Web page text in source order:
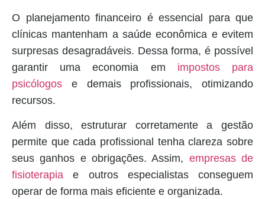
O planejamento financeiro é essencial para que
clínicas mantenham a saúde econômica e evitem
surpresas desagradáveis. Dessa forma, é possível
garantir uma economia em impostos para
psicólogos e demais profissionais, otimizando
recursos.
Além disso, estruturar corretamente a gestão
permite que cada profissional tenha clareza sobre
seus ganhos e obrigações. Assim, empresas de
fisioterapia e outros especialistas conseguem
operar de forma mais eficiente e organizada.